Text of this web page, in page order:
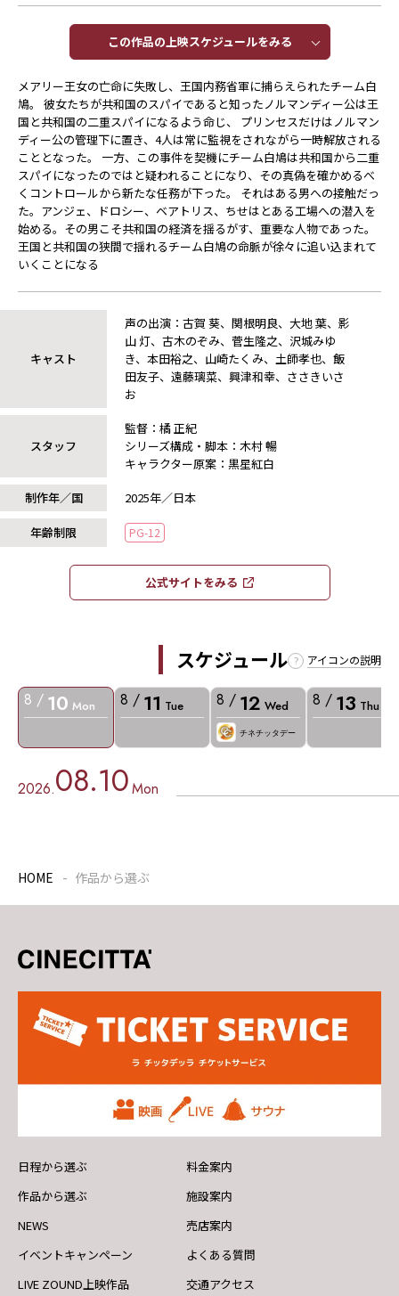
この作品の上映スケジュールをみる​​
メアリー王女の亡命に失敗し、王国内務省軍に捕らえられたチーム白
鳩。 彼女たちが共和国のスパイであると知ったノルマンディー公は王
国と共和国の二重スパイになるよう命じ、 プリンセスだけはノルマン
ディー公の管理下に置き、4人は常に監視をされながら一時解放される
こととなった。 一方、この事件を契機にチーム白鳩は共和国から二重
スパイになったのではと疑われることになり、その真偽を確かめるべ
くコントロールから新たな任務が下った。 それはある男への接触だっ
た。アンジェ、ドロシー、ベアトリス、ちせはとある工場への潜入を
始める。その男こそ共和国の経済を揺るがす、重要な人物であった。
王国と共和国の狭間で揺れるチーム白鳩の命脈が徐々に追い込まれて
いくことになる――
キャスト
声の出演：古賀 葵、関根明良、大地 葉、影
山 灯、古木のぞみ、菅生隆之、沢城みゆ
き、本田裕之、山崎たくみ、土師孝也、飯
田友子、遠藤璃菜、興津和幸、ささきいさ
お
スタッフ
監督：橘 正紀
シリーズ構成・脚本：木村 暢
キャラクター原案：黒星紅白
制作年／国
2025年／日本
年齢制限 PG-12
公式サイトをみる​​
スケジュール アイコンの説明
8 / 10 Mon 8 / 11 Tue 8 / 12 Wed
チネチッタデー
8 / 13 Thu
2026.08.10Mon
HOME 作品から選ぶ
日程から選ぶ
作品から選ぶ
NEWS
イベントキャンペーン
LIVE ZOUND上映作品
料金案内
施設案内
売店案内
よくある質問
交通アクセス